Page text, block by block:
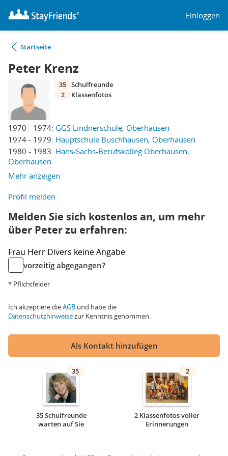
Einloggen
Startseite
Peter Krenz
1970 - 1974: GGS Lindnerschule, Oberhausen
1974 - 1979: Hauptschule Buschhausen, Oberhausen
1980 - 1983: Hans-Sachs-Berufskolleg Oberhausen,
Oberhausen
Mehr anzeigen
35 Schulfreunde
2
Klassenfotos
Profil melden
Melden Sie sich kostenlos an, um mehr
über Peter zu erfahren:
Frau Herr Divers keine Angabe
vorzeitig abgegangen?
* Pflichtfelder
Ich akzeptiere dieAGB und habe die
Datenschutzhinweisezur Kenntnis genommen.
Als Kontakt hinzufügen
35
35 Schulfreunde
warten auf Sie
2
2 Klassenfotos voller
Erinnerungen